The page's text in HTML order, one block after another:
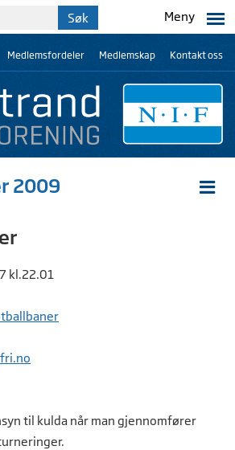
Meny
Medlemsfordeler Medlemskap Kontakt oss
2009
kl.22.01
til kulda når man gjennomfører